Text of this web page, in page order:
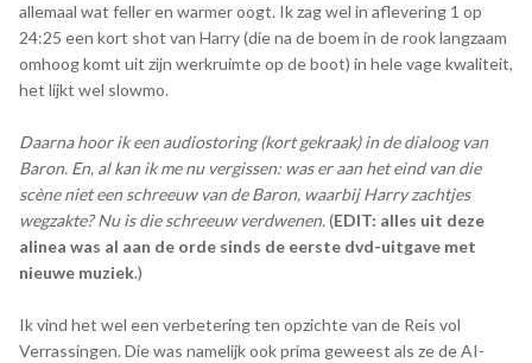
allemaal wat feller en warmer oogt. Ik zag wel in aflevering 1 op
24:25 een kort shot van Harry (die na de boem in de rook langzaam
omhoog komt uit zijn werkruimte op de boot) in hele vage kwaliteit,
het lijkt wel slowmo.
Daarna hoor ik een audiostoring (kort gekraak) in de dialoog van
Baron. En, al kan ik me nu vergissen: was er aan het eind van die
scène niet een schreeuw van de Baron, waarbij Harry zachtjes
wegzakte? Nu is die schreeuw verdwenen.(EDIT: alles uit deze
alinea was al aan de orde sinds de eerste dvd-uitgave met
nieuwe muziek.)
Ik vind het wel een verbetering ten opzichte van de Reis vol
Verrassingen. Die was namelijk ook prima geweest als ze de AI-